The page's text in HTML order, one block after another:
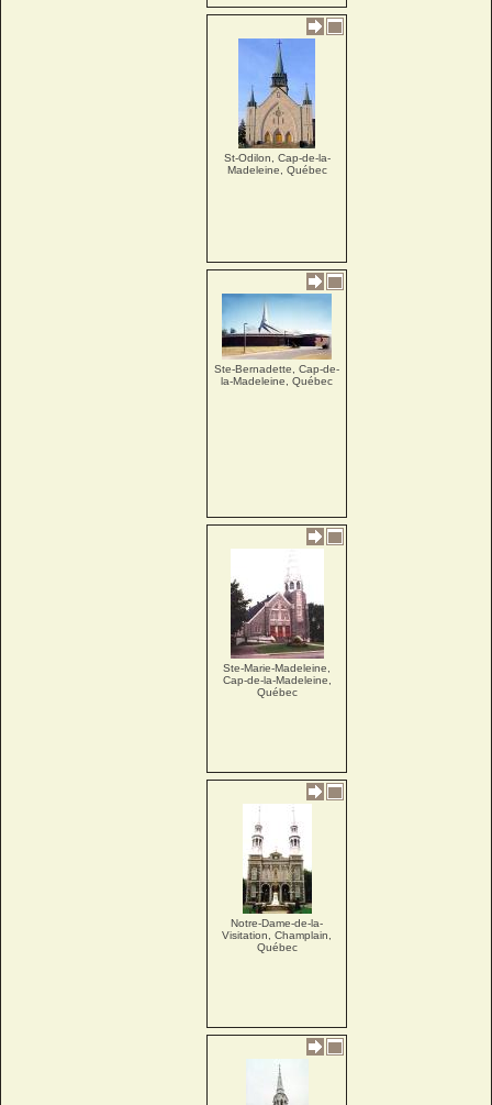
St-Odilon, Cap-de-la-
Madeleine, Québec
Ste-Bernadette, Cap-de-
la-Madeleine, Québec
Ste-Marie-Madeleine,
Cap-de-la-Madeleine,
Québec
Notre-Dame-de-la-
Visitation, Champlain,
Québec